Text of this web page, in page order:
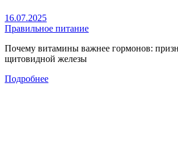
16.07.2025
Правильное питание
Почему витамины важнее гормонов:
щитовидной железы
Подробнее